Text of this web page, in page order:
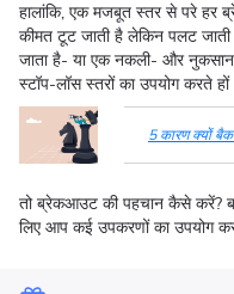
हालांकि, एक मजबूत स्तर से परे हर
कीमत टूट जाती है लेकिन पलट
जाता है- या एक नकली- और नुकसान
स्टॉप-लॉस स्तरों का उपयोग करते
5 कारण क्यों
तो ब्रेकआउट की पहचान कैसे
लिए आप कई उपकरणों का उपयोग